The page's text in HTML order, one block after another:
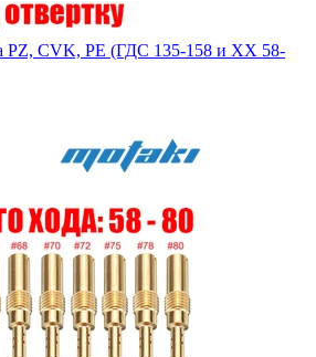
PZ, CVK, PE (ГДС 135-158 и ХХ 58-